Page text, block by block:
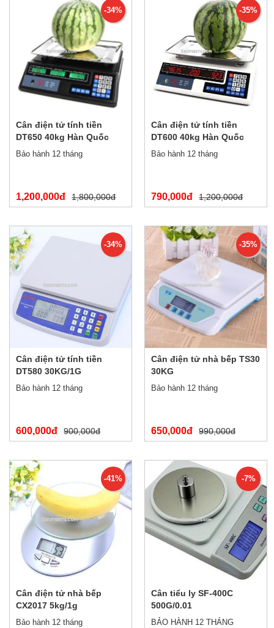
-34%
Cân điện tử tính tiền
DT650 40kg Hàn Quốc
Bảo hành 12 tháng
1,200,000đ 1,800,000đ
-35%
Cân điện tử tính tiền
DT600 40kg Hàn Quốc
Bảo hành 12 tháng
790,000đ 1,200,000đ
-34%
Cân điện tử tính tiền
DT580 30KG/1G
Bảo hành 12 tháng
600,000đ 900,000đ
-35%
Cân điện tử nhà bếp TS30
30KG
Bảo hành 12 tháng
650,000đ 990,000đ
-41%
Cân điện tử nhà bếp
CX2017 5kg/1g
Bảo hành 12 tháng
-7%
Cân tiểu ly SF-400C
500G/0.01
BẢO HÀNH 12 THÁNG